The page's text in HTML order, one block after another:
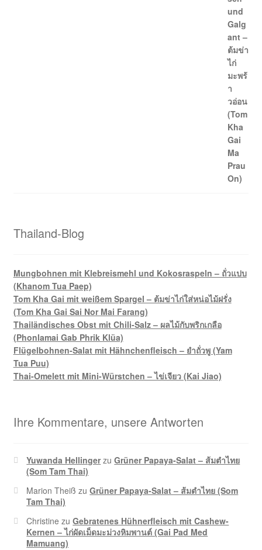
Thailand-Blog
Mungbohnen mit Klebreismehl und Kokosraspeln – ถั่วแปบ
(Khanom Tua Paep)
Tom Kha Gai mit weißem Spargel – ต้มข่าไก่ใส่หน่อไม้ฝรั่ง
(Tom Kha Gai Sai Nor Mai Farang)
Thailändisches Obst mit Chili-Salz – ผลไม้กับพริกเกลือ
(Phonlamai Gab Phrik Klüa)
Flügelbohnen-Salat mit Hähnchenfleisch – ยำถั่วพู (Yam
Tua Puu)
Thai-Omelett mit Mini-Würstchen – ไข่เจียว (Kai Jiao)
Ihre Kommentare, unsere Antworten
Yuwanda HellingerzuGrüner Papaya-Salat – ส้มตำไทย
(Som Tam Thai)
Marion Theiß zuGrüner Papaya-Salat – ส้มตำไทย (Som
Tam Thai)
Christine zuGebratenes Hühnerfleisch mit Cashew-
Kernen – ไก่ผัดเม็ดมะม่วงหิมพานต์ (Gai Pad Med
Mamuang)